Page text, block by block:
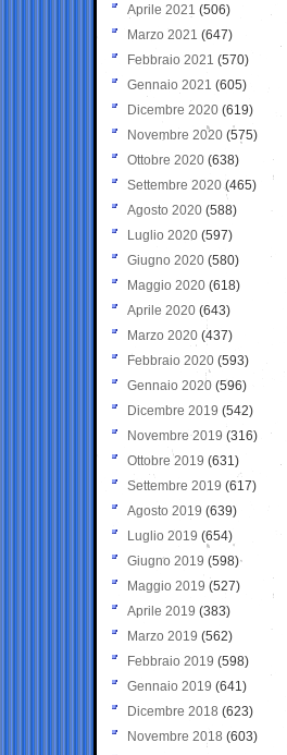
Aprile 2021 (506)
Marzo 2021 (647)
Febbraio 2021 (570)
Gennaio 2021 (605)
Dicembre 2020 (619)
Novembre 2020 (575)
Ottobre 2020 (638)
Settembre 2020(465)
Agosto 2020 (588)
Luglio 2020 (597)
Giugno 2020 (580)
Maggio 2020 (618)
Aprile 2020 (643)
Marzo 2020 (437)
Febbraio 2020 (593)
Gennaio 2020 (596)
Dicembre 2019 (542)
Novembre 2019 (316)
Ottobre 2019 (631)
Settembre 2019 (617)
Agosto 2019 (639)
Luglio 2019 (654)
Giugno 2019 (598)
Maggio 2019 (527)
Aprile 2019 (383)
Marzo 2019 (562)
Febbraio 2019 (598)
Gennaio 2019 (641)
Dicembre 2018 (623)
Novembre 2018 (603)